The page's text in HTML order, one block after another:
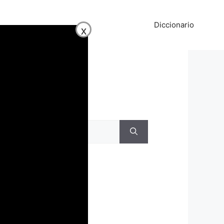
x Diccionario